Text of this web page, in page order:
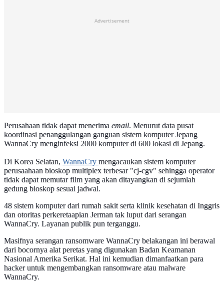
Advertisement
Perusahaan tidak dapat menerima email. Menurut data pusat
koordinasi penanggulangan ganguan sistem komputer Jepang
WannaCry menginfeksi 2000 komputer di 600 lokasi di Jepang.
Di Korea Selatan, WannaCry mengacaukan sistem komputer
perusaahaan bioskop multiplex terbesar "cj-cgv" sehingga operator
tidak dapat memutar film yang akan ditayangkan di sejumlah
gedung bioskop sesuai jadwal.
48 sistem komputer dari rumah sakit serta klinik kesehatan di Inggris
dan otoritas perkeretaapian Jerman tak luput dari serangan
WannaCry. Layanan publik pun terganggu.
Masifnya serangan ransomware WannaCry belakangan ini berawal
dari bocornya alat peretas yang digunakan Badan Keamanan
Nasional Amerika Serikat. Hal ini kemudian dimanfaatkan para
hacker untuk mengembangkan ransomware atau malware
WannaCry.